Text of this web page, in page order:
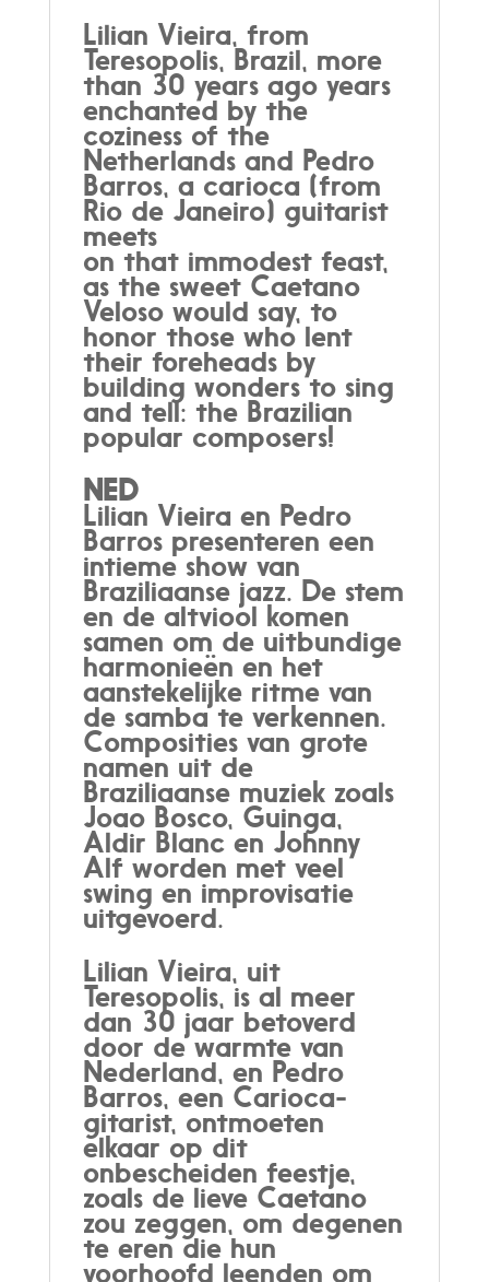
Lilian Vieira, from
Teresopolis, Brazil, more
than 30 years ago years
enchanted by the
coziness of the
Netherlands and Pedro
Barros, a carioca (from
Rio de Janeiro) guitarist
meets
on that immodest feast,
as the sweet Caetano
Veloso would say, to
honor those who lent
their foreheads by
building wonders to sing
and tell: the Brazilian
popular composers!
NED
Lilian Vieira en Pedro
Barros presenteren een
intieme show van
Braziliaanse jazz. De stem
en de altviool komen
samen om de uitbundige
harmonieën en het
aanstekelijke ritme van
de samba te verkennen.
Composities van grote
namen uit de
Braziliaanse muziek zoals
Joao Bosco, Guinga,
Aldir Blanc en Johnny
Alf worden met veel
swing en improvisatie
uitgevoerd.
Lilian Vieira, uit
Teresopolis, is al meer
dan 30 jaar betoverd
door de warmte van
Nederland, en Pedro
Barros, een Carioca-
gitarist, ontmoeten
elkaar op dit
onbescheiden feestje,
zoals de lieve Caetano
zou zeggen, om degenen
te eren die hun
voorhoofd leenden om